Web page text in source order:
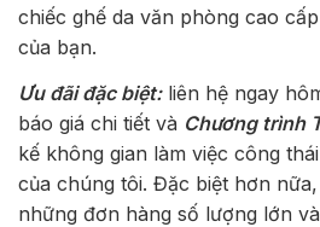
chiếc ghế da văn phòng cao
của bạn.
Ưu đãi đặc biệt:liên hệ ngay
báo giá chi tiết và Chương trình
kế không gian làm việc công
của chúng tôi. Đặc biệt hơn
những đơn hàng số lượng lớn